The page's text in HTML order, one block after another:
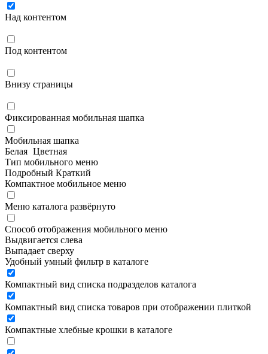
Над контентом
Под контентом
Внизу страницы
Фиксированная мобильная шапка
Мобильная шапка
Белая Цветная
Тип мобильного меню
Подробный Краткий
Компактное мобильное меню
Меню каталога развёрнуто
Способ отображения мобильного меню
Выдвигается слева
Выпадает сверху
Удобный умный фильтр в каталоге
Компактный вид списка подразделов каталога
Компактный вид списка товаров при отображении плиткой
Компактные хлебные крошки в каталоге